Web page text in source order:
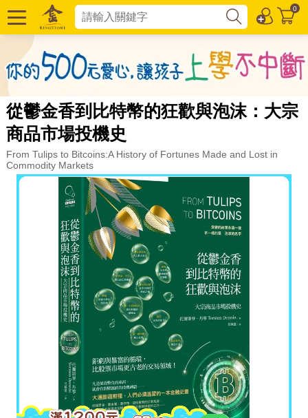
0
從鬱金香到比特幣的狂歡與泡沫：大宗
商品市場投機史
From Tulips to Bitcoins:A History of Fortunes Made and Lost in
Commodity Markets